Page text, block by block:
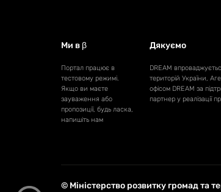
Ми в β
Портал працює в
тестовому режимі.
Якщо ви маєте
зауваження або
пропозиції, будь ласка,
напишіть нам
Дякуємо
DREAM
територій України,
офісом DREAM за
партнер у реалізації
© Міністерство розвитку громад та